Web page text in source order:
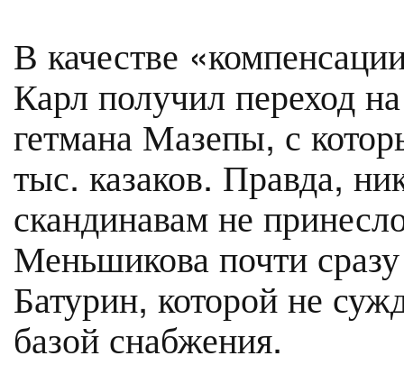
В качестве
Карл получил переход
гетмана Мазепы, с
тыс. казаков. Правда,
скандинавам не
Меньшикова почти
Батурин, которой не
базой снабжения.